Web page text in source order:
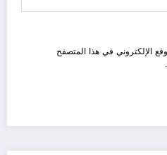
الإلكتروني في هذا المتصفح